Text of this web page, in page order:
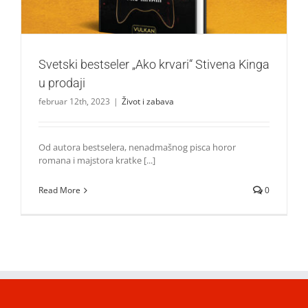
Svetski bestseler „Ako krvari“ Stivena Kinga
u prodaji
februar 12th, 2023 | Život i zabava
Od autora bestselera, nenadmašnog pisca horor
romana i majstora kratke [...]
Read More 0